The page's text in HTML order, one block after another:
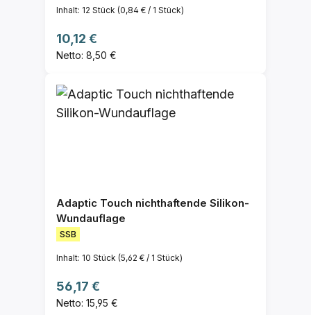
Inhalt: 12 Stück (0,84 € / 1 Stück)
Regulärer Preis:
10,12 €
Netto: 8,50 €
Adaptic Touch nichthaftende Silikon-
Wundauflage
SSB
Inhalt: 10 Stück (5,62 € / 1 Stück)
Regulärer Preis:
56,17 €
Netto: 15,95 €